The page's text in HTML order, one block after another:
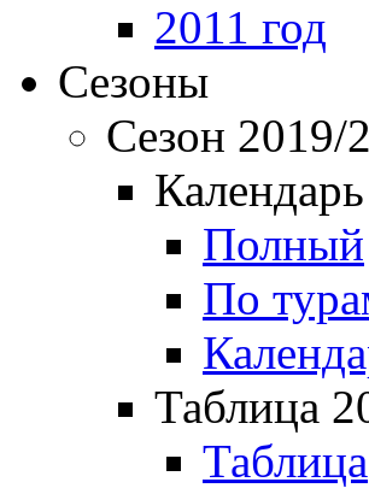
2011 год
Сезоны
Сезон 2019/
Полный
По
Таблица
Таблица